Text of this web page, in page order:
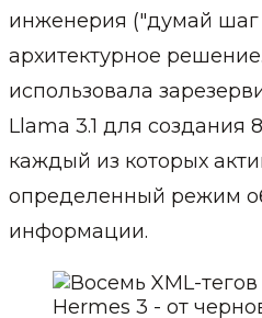
инженерия ("думай шаг
архитектурное
использовала
Llama 3.1 для создания
каждый из которых
определенный режим
информации.